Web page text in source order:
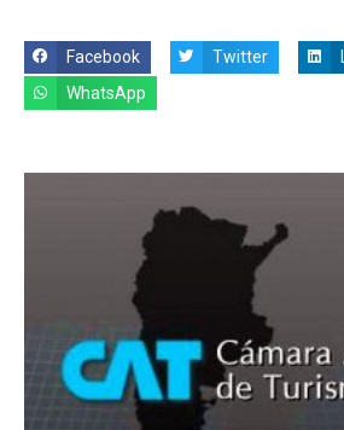
Facebook Twitter
WhatsApp